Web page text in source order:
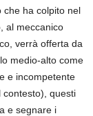
che ha colpito nel
al meccanico
verrà offerta da
medio-alto come
e incompetente
contesto), questi
e segnare i